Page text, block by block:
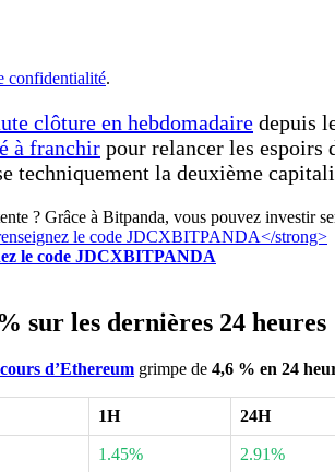
confidentialité.
clôture en hebdomadaire depuis
à franchir pour relancer les espoirs
techniquement la deuxième
? Grâce à Bitpanda, vous pouvez investir
le code JDCXBITPANDA
sur les dernières 24 heures
cours d’Ethereum grimpe de 4,6 % en 24
1H 24H
1.45% 2.91%